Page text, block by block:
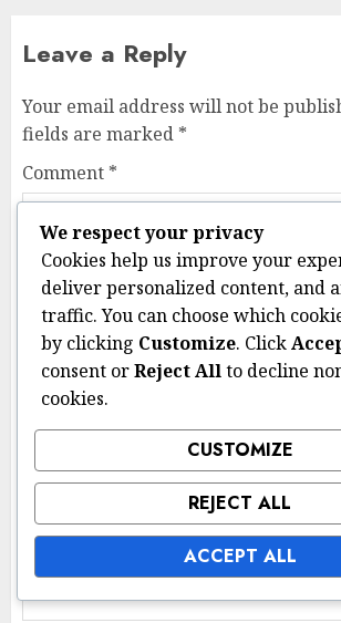
Leave a Reply
Your email address will not be
fields are marked *
Comment *
Name*
We respect your privacy
Cookies help us improve your
deliver personalized content, and
traffic. You can choose which
by clicking Customize. Click
consent orReject Allto decline
cookies.
CUSTOMIZE
REJECT ALL
ACCEPT ALL